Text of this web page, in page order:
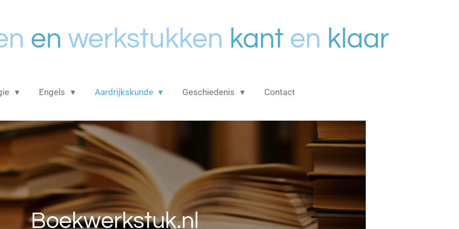
en werkstukken kant en klaar
Engels Aardrijkskunde Geschiedenis Contact
Boekwerkstuk.nl